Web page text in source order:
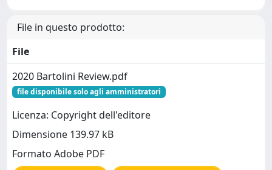
File in questo prodotto:
File
2020 Bartolini Review.pdf
file disponibile solo agli amministratori
Licenza: Copyright dell'editore
Dimensione 139.97 kB
Formato Adobe PDF